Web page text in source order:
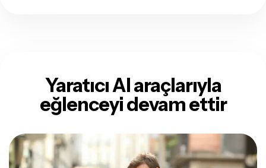
Yaratıcı AI araçlarıyla
eğlenceyi devam ettir